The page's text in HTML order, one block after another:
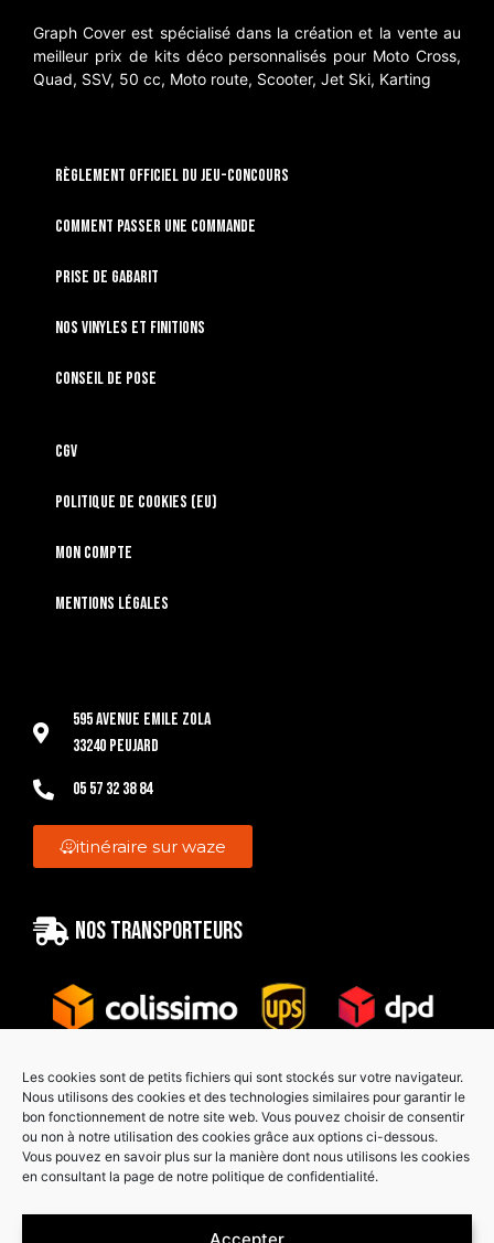
Les cookies sont de petits fichiers qui sont stockés sur votre navigateur.
Nous utilisons des cookies et des technologies similaires pour garantir le
bon fonctionnement de notre site web. Vous pouvez choisir de consentir
ou non à notre utilisation des cookies grâce aux options ci-dessous.
Vous pouvez en savoir plus sur la manière dont nous utilisons les cookies
en consultant la page de notre politique de confidentialité.
Accepter
Graph Cover est spécialisé dans la création et la vente au
meilleur prix de kits déco personnalisés pour Moto Cross,
Quad, SSV, 50 cc, Moto route, Scooter, Jet Ski, Karting
RÈGLEMENT OFFICIEL DU JEU-CONCOURS
Comment passer une commande
Prise de gabarit
Nos vinyles et finitions
Conseil de pose
CGV
Politique de cookies (EU)
Mon compte
Mentions légales
595 Avenue Emile Zola
33240 Peujard
05 57 32 38 84
itinéraire sur waze
Nos transporteurs
Paiement sécurisé